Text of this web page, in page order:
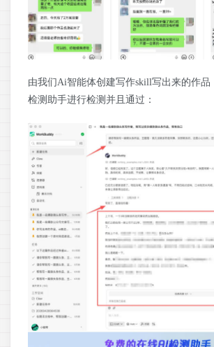
由我们Ai智能体创建写作skill写出来的作品
检测助手进行检测并且通过：